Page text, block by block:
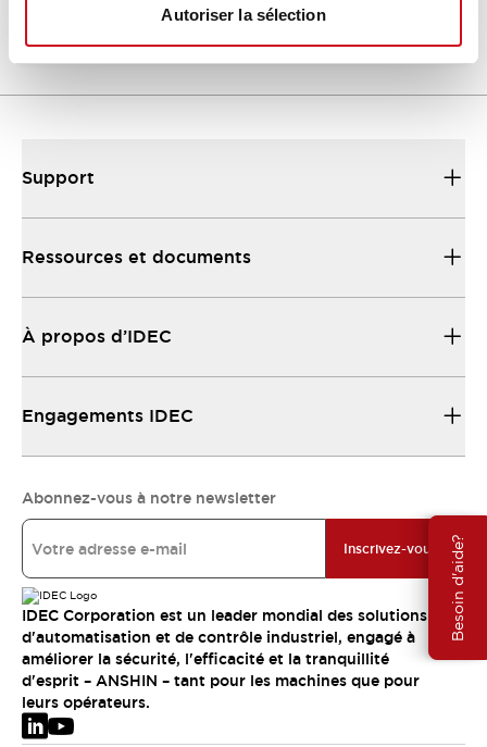
Autoriser la sélection
Besoin d'aide?
Support
Ressources et documents
À propos d’IDEC
Engagements IDEC
Abonnez-vous à notre newsletter
Inscrivez-vous
IDEC Corporation est un leader mondial des solutions
d'automatisation et de contrôle industriel, engagé à
améliorer la sécurité, l'efficacité et la tranquillité
d'esprit – ANSHIN – tant pour les machines que pour
leurs opérateurs.